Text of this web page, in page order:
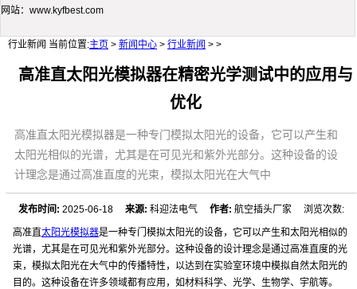
网站：www.kyfbest.com
行业新闻 当前位置:主页 > 新闻中心 > 行业新闻 > >
高准直太阳光模拟器在精密光学测试中的应用与
优化
高准直太阳光模拟器是一种专门模拟太阳光的设备，它可以产生和
太阳光相似的光谱，尤其是在可见光和紫外光部分。这种设备的设
计理念是通过高准直度的光束，模拟太阳光在大气中
发布时间: 2025-06-18来源: 科迎法电气作者: 航空插头厂家 浏览次数:
高准直太阳光模拟器是一种专门模拟太阳光的设备，它可以产生和太阳光相似的
光谱，尤其是在可见光和紫外光部分。这种设备的设计理念是通过高准直度的光
束，模拟太阳光在大气中的传播特性，以达到在实验室环境中模拟自然太阳光的
目的。这种设备在许多领域都有应用，如材料科学、光学、生物学、宇航等。